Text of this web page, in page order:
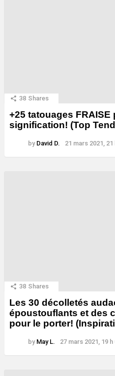
38 Shares
+25 tatouages ​​FRAISE
signification! (Top
by David D. 21 mars 2021, 21
38 Shares
Les 30 décolletés
époustouflants et des
pour le porter!
by May L. 27 mars 2021, 19 h